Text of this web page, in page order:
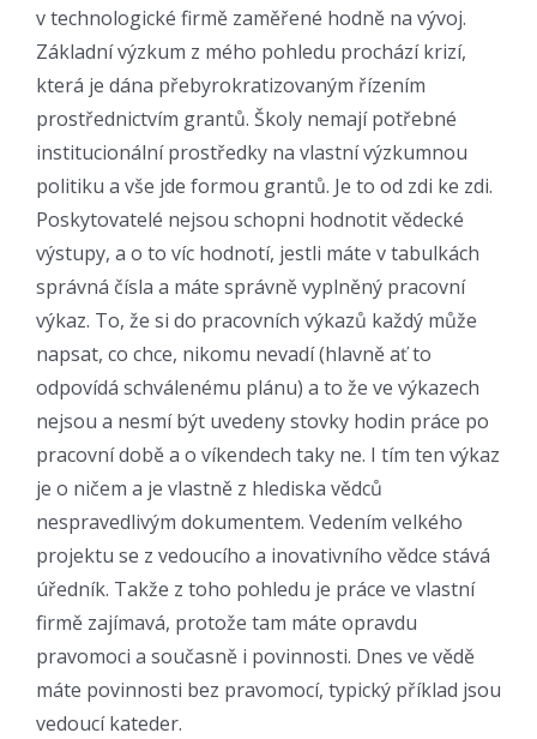
v technologické firmě zaměřené hodně na vývoj.
Základní výzkum z mého pohledu prochází krizí,
která je dána přebyrokratizovaným řízením
prostřednictvím grantů. Školy nemají potřebné
institucionální prostředky na vlastní výzkumnou
politiku a vše jde formou grantů. Je to od zdi ke zdi.
Poskytovatelé nejsou schopni hodnotit vědecké
výstupy, a o to víc hodnotí, jestli máte v tabulkách
správná čísla a máte správně vyplněný pracovní
výkaz. To, že si do pracovních výkazů každý může
napsat, co chce, nikomu nevadí (hlavně ať to
odpovídá schválenému plánu) a to že ve výkazech
nejsou a nesmí být uvedeny stovky hodin práce po
pracovní době a o víkendech taky ne. I tím ten výkaz
je o ničem a je vlastně z hlediska vědců
nespravedlivým dokumentem. Vedením velkého
projektu se z vedoucího a inovativního vědce stává
úředník. Takže z toho pohledu je práce ve vlastní
firmě zajímavá, protože tam máte opravdu
pravomoci a současně i povinnosti. Dnes ve vědě
máte povinnosti bez pravomocí, typický příklad jsou
vedoucí kateder.